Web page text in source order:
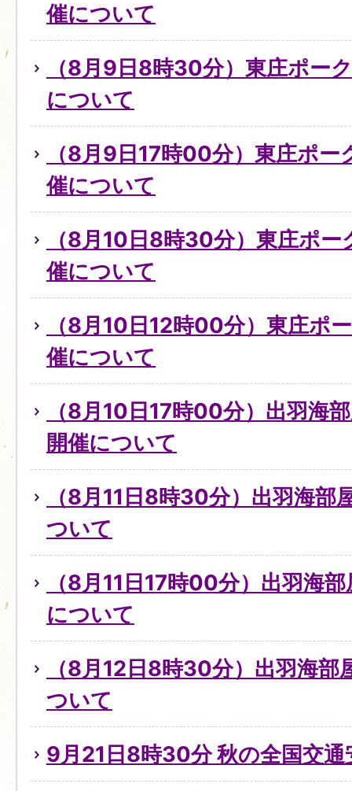
催について
（8月9日8時30分）東庄ポー
について
（8月9日17時00分）東庄ポ
催について
（8月10日8時30分）東庄ポ
催について
（8月10日12時00分）東庄ポ
催について
（8月10日17時00分）出羽海
開催について
（8月11日8時30分）出羽海部
ついて
（8月11日17時00分）出羽海
について
（8月12日8時30分）出羽海部
ついて
9月21日8時30分 秋の全国交